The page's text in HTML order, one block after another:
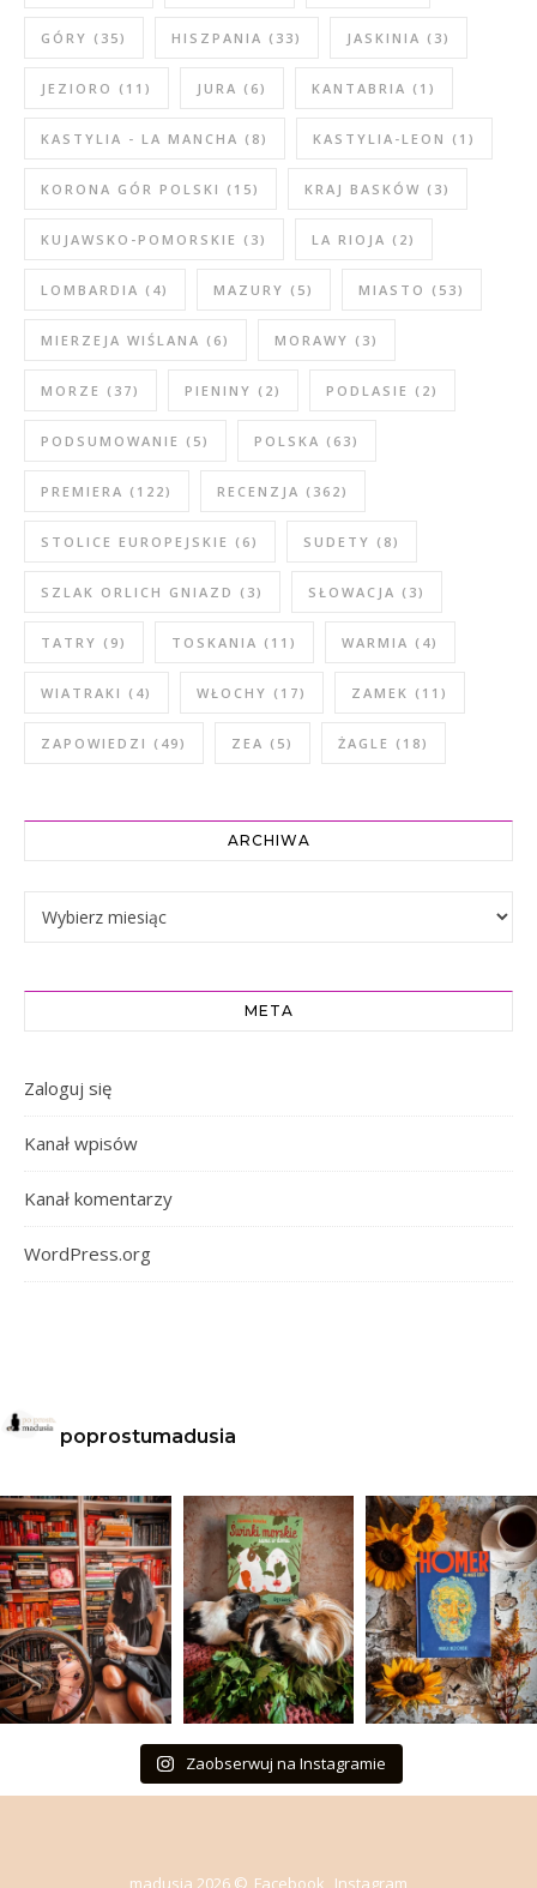
GÓRY (35) HISZPANIA (33) JASKINIA (3)
JEZIORO (11) JURA (6) KANTABRIA (1)
KASTYLIA - LA MANCHA (8) KASTYLIA-LEON (1)
KORONA GÓR POLSKI (15) KRAJ BASKÓW (3)
KUJAWSKO-POMORSKIE (3) LA RIOJA (2)
LOMBARDIA (4) MAZURY (5) MIASTO (53)
MIERZEJA WIŚLANA (6) MORAWY (3)
MORZE (37) PIENINY (2) PODLASIE (2)
PODSUMOWANIE (5) POLSKA (63)
PREMIERA (122) RECENZJA (362)
STOLICE EUROPEJSKIE (6) SUDETY (8)
SZLAK ORLICH GNIAZD (3) SŁOWACJA (3)
TATRY (9) TOSKANIA (11) WARMIA (4)
WIATRAKI (4) WŁOCHY (17) ZAMEK (11)
ZAPOWIEDZI (49) ZEA (5) ŻAGLE (18)
ARCHIWA
Archiwa
META
Zaloguj się
Kanał wpisów
Kanał komentarzy
WordPress.org
poprostumadusia
Zaobserwuj na Instagramie
madusia 2026 © Facebook Instagram